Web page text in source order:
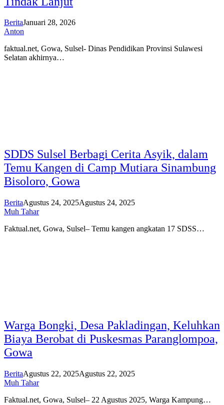
BeritaJanuari 28, 2026
Anton
faktual.net, Gowa, Sulsel- Dinas Pendidikan Provinsi Sulawesi
Selatan akhirnya…
SDDS Sulsel Berbagi Cerita Asyik, dalam
Temu Kangen di Camp Mutiara Sinambung
Bisoloro, Gowa
BeritaAgustus 24, 2025Agustus 24, 2025
Muh Tahar
Faktual.net, Gowa, Sulsel– Temu kangen angkatan 17 SDSS…
Warga Bongki, Desa Pakladingan, Keluhkan
Biaya Berobat di Puskesmas Paranglompoa,
Gowa
BeritaAgustus 22, 2025Agustus 22, 2025
Muh Tahar
Faktual.net, Gowa, Sulsel– 22 Agustus 2025, Warga Kampung…